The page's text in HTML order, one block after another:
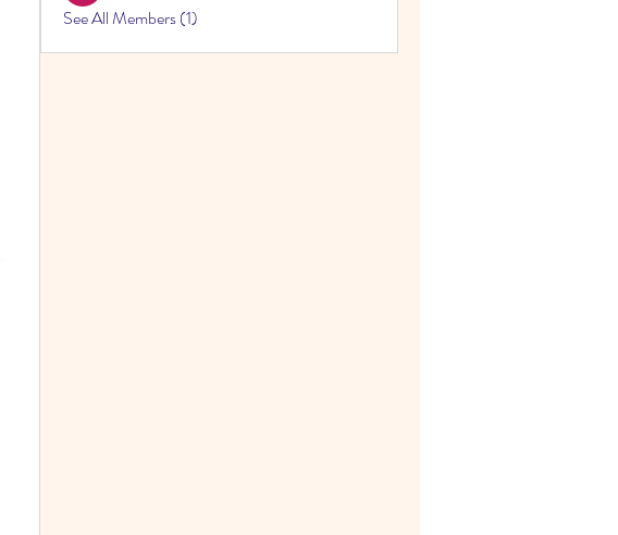
See All Members (1)